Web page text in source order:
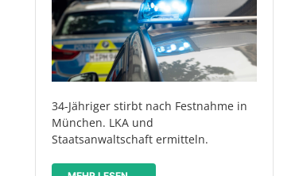
34-Jähriger stirbt nach Festnahme in
München. LKA und
Staatsanwaltschaft ermitteln.